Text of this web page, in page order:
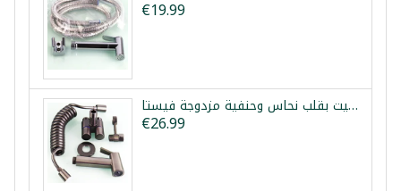
€19.99
طقم شطاف تواليت بقلب نحاس وحنفية مزدوجة فيستا
€26.99